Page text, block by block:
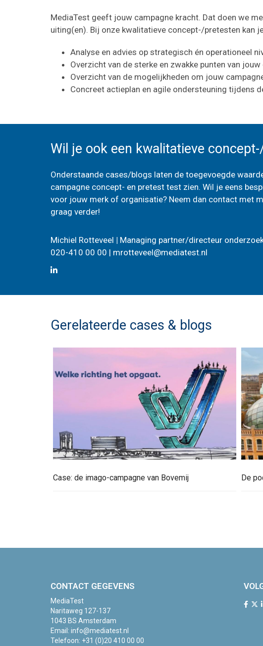
MediaTest geeft jouw campagne kracht. Dat doen we
uiting(en). Bij onze kwalitatieve concept-/pretesten kan
Analyse en advies op strategisch én operationeel
Overzicht van de sterke en zwakke punten van
Overzicht van de mogelijkheden om jouw
Concreet actieplan en agile ondersteuning tijdens
Wil je ook een kwalitatieve
Onderstaande cases/blogs laten de toegevoegde
campagne concept- en pretest test zien. Wil je eens
voor jouw merk of organisatie? Neem dan contact met
graag verder!
Michiel Rotteveel | Managing partner/directeur
020-410 00 00 | mrotteveel@mediatest.nl
Gerelateerde cases & blogs
Case: de imago-campagne van Bovemij De
CONTACT GEGEVENS
MediaTest
Naritaweg 127-137
1043 BS Amsterdam
Email: info@mediatest.nl
Telefoon: +31 (0)20 410 00 00